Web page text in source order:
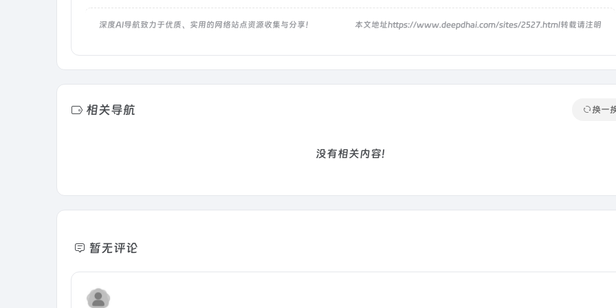
深度AI导航致力于优质、实用的网络站点资源收集与分享！ 本文地址https://www.deepdhai.com/sites/2527.html转载请注明
相关导航 换一
没有相关内容!
暂无评论